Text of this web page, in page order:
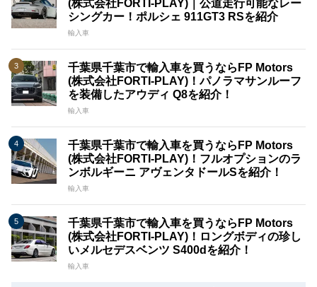
(株式会社FORTI-PLAY)｜公道走行可能なレー
シングカー！ポルシェ 911GT3 RSを紹介
輸入車
千葉県千葉市で輸入車を買うならFP Motors
(株式会社FORTI-PLAY)！パノラマサンルーフ
を装備したアウディ Q8を紹介！
輸入車
千葉県千葉市で輸入車を買うならFP Motors
(株式会社FORTI-PLAY)！フルオプションのラ
ンボルギーニ アヴェンタドールSを紹介！
輸入車
千葉県千葉市で輸入車を買うならFP Motors
(株式会社FORTI-PLAY)！ロングボディの珍し
いメルセデスベンツ S400dを紹介！
輸入車